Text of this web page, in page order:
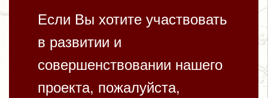
Если Вы хотите участвовать
в развитии и
совершенствовании нашего
проекта, пожалуйста,